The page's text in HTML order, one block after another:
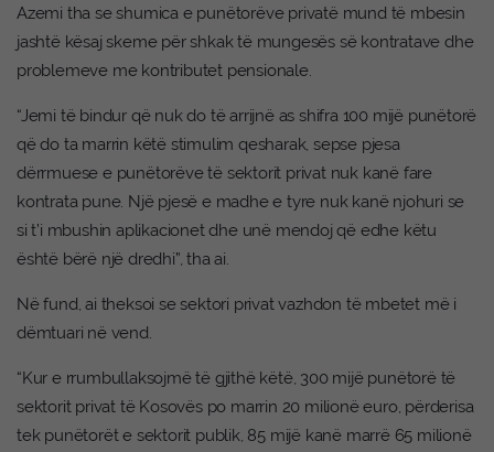
Azemi tha se shumica e punëtorëve privatë mund të mbesin
jashtë kësaj skeme për shkak të mungesës së kontratave dhe
problemeve me kontributet pensionale.
“Jemi të bindur që nuk do të arrijnë as shifra 100 mijë punëtorë
që do ta marrin këtë stimulim qesharak, sepse pjesa
dërrmuese e punëtorëve të sektorit privat nuk kanë fare
kontrata pune. Një pjesë e madhe e tyre nuk kanë njohuri se
si t’i mbushin aplikacionet dhe unë mendoj që edhe këtu
është bërë një dredhi”, tha ai.
Në fund, ai theksoi se sektori privat vazhdon të mbetet më i
dëmtuari në vend.
“Kur e rrumbullaksojmë të gjithë këtë, 300 mijë punëtorë të
sektorit privat të Kosovës po marrin 20 milionë euro, përderisa
tek punëtorët e sektorit publik, 85 mijë kanë marrë 65 milionë